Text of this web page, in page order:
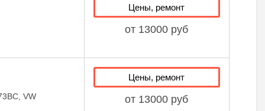
Цены, ремонт
от 13000 руб
VW
Цены, ремонт
от 13000 руб